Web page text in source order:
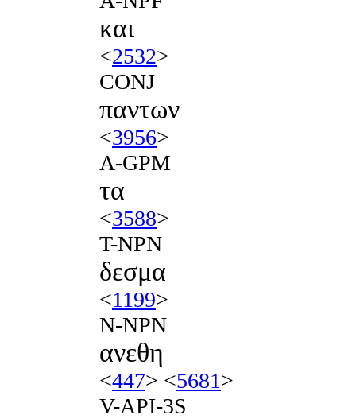
και
<2532>
CONJ
παντων
<3956>
A-GPM
τα
<3588>
T-NPN
δεσμα
<1199>
N-NPN
ανεθη
<447> <5681>
V-API-3S